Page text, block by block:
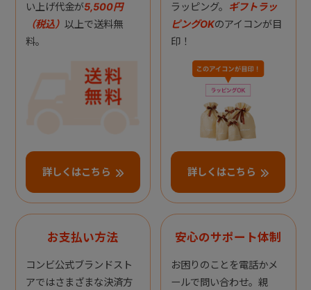
い上げ代金が5,500円
（税込） 以上で送料無
料。
詳しくはこちら
ラッピング。 ギフトラッ
ピングOKのアイコンが目
印！
詳しくはこちら
お支払い方法
コンビ公式ブランドスト
アではさまざまな決済方
安心のサポート体制
お困りのことを電話かメ
ールで問い合わせ。親